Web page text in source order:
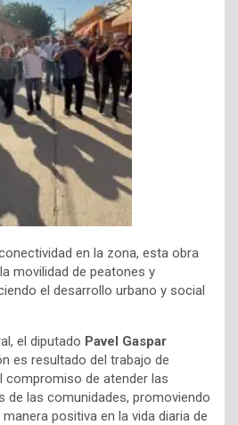
en la zona, esta obra
movilidad de peatones y
el desarrollo urbano y social
el diputado Pavel Gaspar
es resultado del trabajo de
compromiso de atender las
de las comunidades, promoviendo
positiva en la vida diaria de